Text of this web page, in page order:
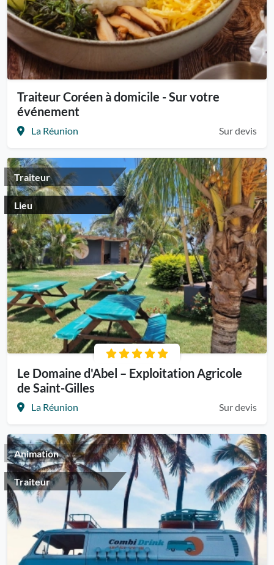
Traiteur Coréen à domicile - Sur votre
événement
La Réunion Sur devis
Traiteur
Lieu
Le Domaine d'Abel – Exploitation Agricole
de Saint-Gilles
La Réunion Sur devis
Animation
Traiteur